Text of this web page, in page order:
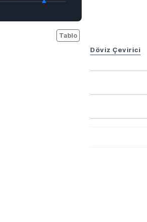
Tablo
Döviz Çevirici